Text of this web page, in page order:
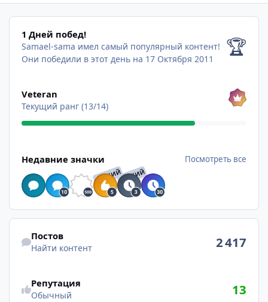
1 Дней побед!
1 Дней побед!
Samael-sama имел самый популярный контент!
Они победили в этот день на 17 Октября 2011
🏆
Veteran
Текущий ранг (13/14)
Недавние значки Посмотреть все
РЕДКИЙРЕДКИЙ
Найти контент
Постов
Найти контент 2 417
Репутация
Обычный 13